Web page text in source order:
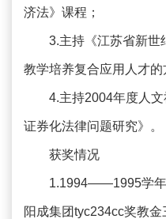
济法》课程；
3.主持《江苏省新世
教学培养复合应用人才的
4.主持2004年度人
证券化法律问题研究》。
获奖情况
1.1994——1995学年
阳成集团tyc234cc奖教金